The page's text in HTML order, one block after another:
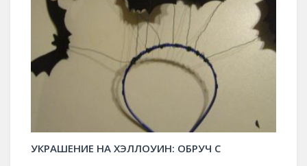
УКРАШЕНИЕ НА ХЭЛЛОУИН: ОБРУЧ С